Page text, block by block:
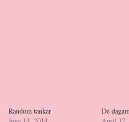
Random tankar
De